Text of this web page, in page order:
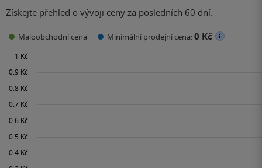
Získejte přehled o vývoji ceny za posledních 60 dní.
Maloobchodní cena Minimální prodejní cena:0 Kč